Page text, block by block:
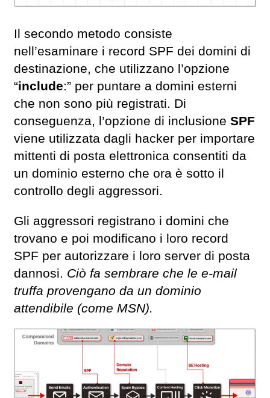
Il secondo metodo consiste
nell’esaminare i record SPF dei domini di
destinazione, che utilizzano l’opzione
“include:” per puntare a domini esterni
che non sono più registrati. Di
conseguenza, l’opzione di inclusione SPF
viene utilizzata dagli hacker per importare
mittenti di posta elettronica consentiti da
un dominio esterno che ora è sotto il
controllo degli aggressori.
Gli aggressori registrano i domini che
trovano e poi modificano i loro record
SPF per autorizzare i loro server di posta
dannosi. Ciò fa sembrare che le e-mail
truffa provengano da un dominio
attendibile (come MSN).